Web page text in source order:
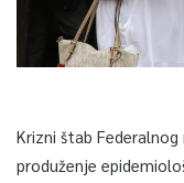
Krizni štab
produženje